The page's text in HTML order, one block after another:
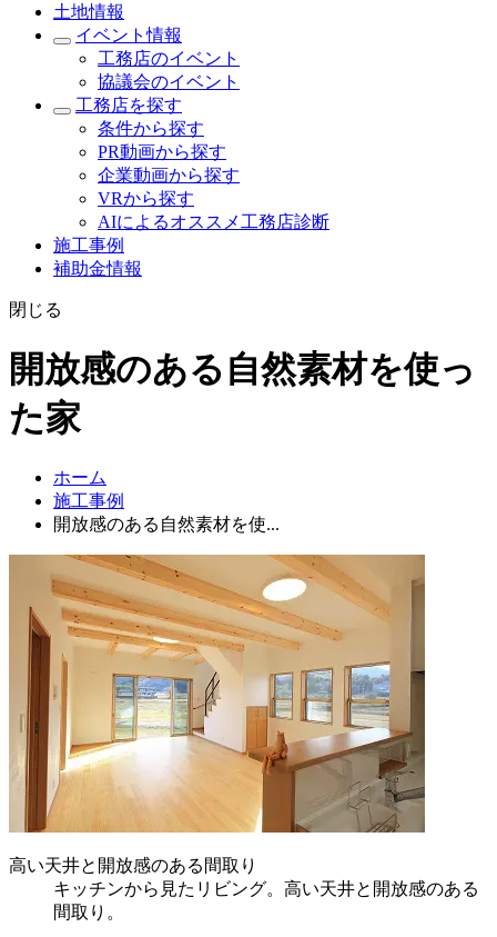
土地情報
イベント情報
工務店のイベント
協議会のイベント
工務店を探す
条件から探す
PR動画から探す
企業動画から探す
VRから探す
AIによるオススメ工務店診断
施工事例
補助金情報
閉じる
開放感のある自然素材を使っ
た家
ホーム
施工事例
開放感のある自然素材を使...
高い天井と開放感のある間取り
キッチンから見たリビング。高い天井と開放感のある
間取り。